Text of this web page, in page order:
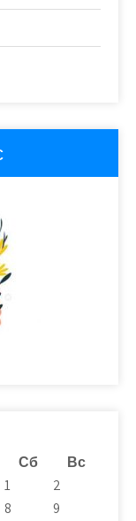
Сб
Вс
1
2
8 9